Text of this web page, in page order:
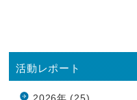
活動レポート